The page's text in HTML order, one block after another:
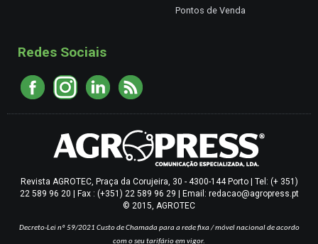
Pontos de Venda
Redes Sociais
Revista AGROTEC, Praça da Corujeira, 30 - 4300-144 Porto | Tel: (+ 351)
22 589 96 20 | Fax : (+351) 22 589 96 29 | Email: redacao@agropress.pt
© 2015, AGROTEC
Decreto-Lei nº 59/2021 Custo de Chamada para a rede fixa / móvel nacional de acordo
com o seu tarifário em vigor.